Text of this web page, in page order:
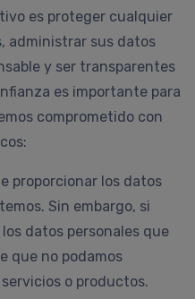
es proteger cualquier
administrar sus datos
y ser transparentes
es importante para
comprometido con
proporcionar los datos
Sin embargo, si
datos personales que
que no podamos
o productos.